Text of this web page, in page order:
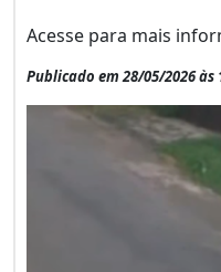
Acesse para mais
Publicado em 28/05/2026 às